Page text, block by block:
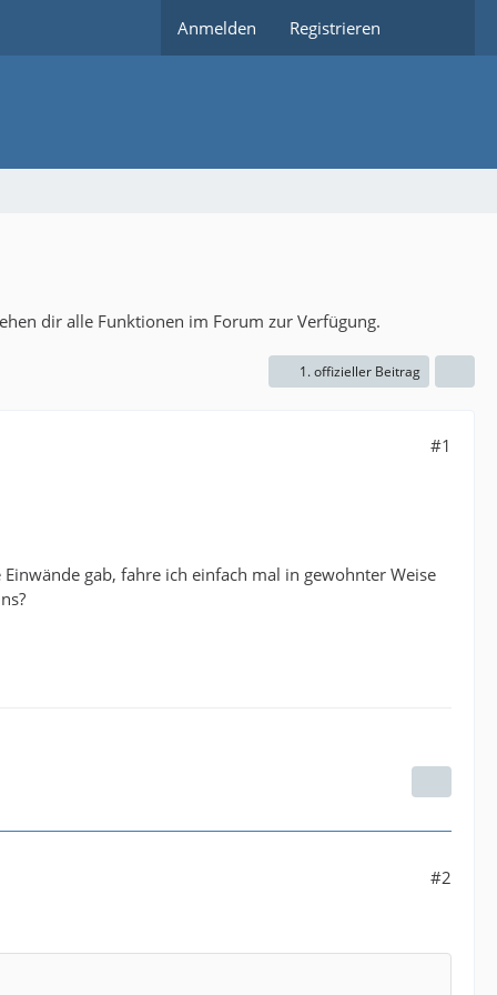
Anmelden Registrieren
dir alle Funktionen im Forum zur Verfügung.
1. offizieller Beitrag
#1
gab, fahre ich einfach mal in gewohnter Weise
#2